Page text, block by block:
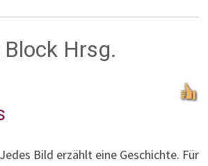
Hrsg.
Jedes Bild erzählt eine Geschichte. Für